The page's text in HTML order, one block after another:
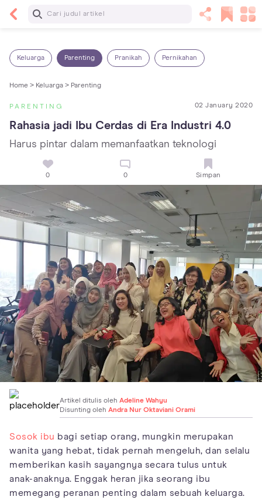
Baca Selanjutnya
Keluarga Parenting Pranikah Pernikahan
Home > Keluarga > Parenting
PARENTING 02 January 2020
Rahasia jadi Ibu Cerdas di Era Industri 4.0
Harus pintar dalam memanfaatkan teknologi
0 0 Simpan
Artikel ditulis oleh Adeline Wahyu
Disunting oleh Andra Nur Oktaviani Orami
Sosok ibu bagi setiap orang, mungkin merupakan
wanita yang hebat, tidak pernah mengeluh, dan selalu
memberikan kasih sayangnya secara tulus untuk
anak-anaknya. Enggak heran jika seorang ibu
memegang peranan penting dalam sebuah keluarga.